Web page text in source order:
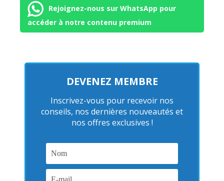
Rejoignez-nous sur WhatsApp pour
accéder à notre contenu premium
DEVENEZ MEMBRE
Inscrivez-vous pour recevoir nos
conseils, nos dernières nouveautés et
nos offres exclusives !